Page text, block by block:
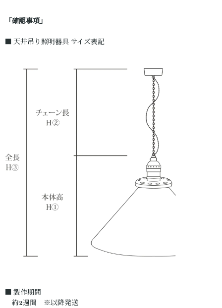
「確認事項」
■ 天井吊り照明器具 サイズ表記
■ 製作期間
約2週間 ※以降発送